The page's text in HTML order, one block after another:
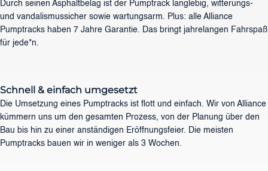
Durch seinen Asphaltbelag ist der Pumptrack langlebig, witterungs-
und vandalismussicher sowie wartungsarm. Plus: alle Alliance
Pumptracks haben 7 Jahre Garantie. Das bringt jahrelangen Fahrspaß
für jede*n.
Schnell & einfach umgesetzt
Die Umsetzung eines Pumptracks ist flott und einfach. Wir von Alliance
kümmern uns um den gesamten Prozess, von der Planung über den
Bau bis hin zu einer anständigen Eröffnungsfeier. Die meisten
Pumptracks bauen wir in weniger als 3 Wochen.